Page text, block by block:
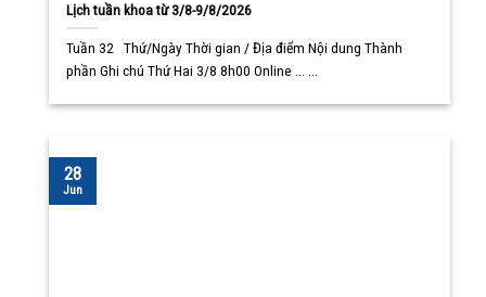
Lịch tuần khoa từ 3/8-9/8/2026
Tuần 32 Thứ/Ngày Thời gian / Địa điểm Nội dung Thành
phần Ghi chú Thứ Hai 3/8 8h00 Online ... ...
28
Jun